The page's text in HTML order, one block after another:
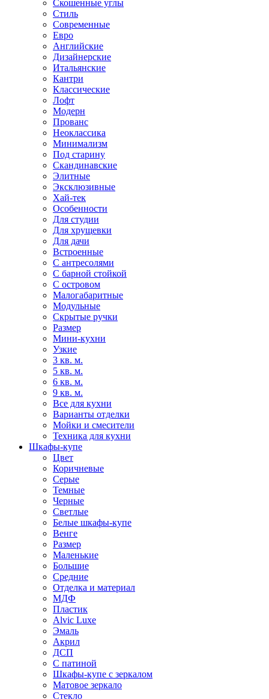
Скошенные углы
Стиль
Современные
Евро
Английские
Дизайнерские
Итальянские
Кантри
Классические
Лофт
Модерн
Прованс
Неоклассика
Минимализм
Под старину
Скандинавские
Элитные
Эксклюзивные
Хай-тек
Особенности
Для студии
Для хрущевки
Для дачи
Встроенные
С антресолями
С барной стойкой
С островом
Малогабаритные
Модульные
Скрытые ручки
Размер
Мини-кухни
Узкие
3 кв. м.
5 кв. м.
6 кв. м.
9 кв. м.
Все для кухни
Варианты отделки
Мойки и смесители
Техника для кухни
Шкафы-купе
Цвет
Коричневые
Серые
Темные
Черные
Светлые
Белые шкафы-купе
Венге
Размер
Маленькие
Большие
Средние
Отделка и материал
МДФ
Пластик
Alvic Luxe
Эмаль
Акрил
ДСП
С патиной
Шкафы-купе с зеркалом
Матовое зеркало
Стекло